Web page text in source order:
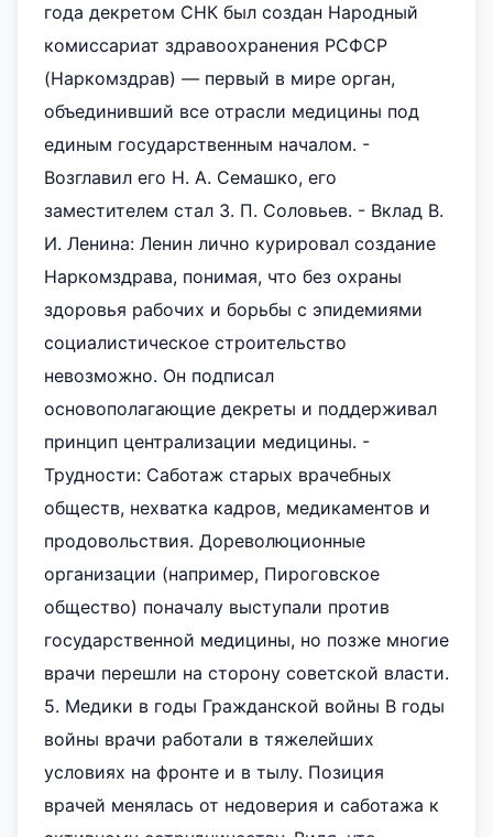
года декретом СНК был создан Народный
комиссариат здравоохранения РСФСР
(Наркомздрав) — первый в мире орган,
объединивший все отрасли медицины под
единым государственным началом. -
Возглавил его Н. А. Семашко, его
заместителем стал З. П. Соловьев. - Вклад В.
И. Ленина: Ленин лично курировал создание
Наркомздрава, понимая, что без охраны
здоровья рабочих и борьбы с эпидемиями
социалистическое строительство
невозможно. Он подписал
основополагающие декреты и поддерживал
принцип централизации медицины. -
Трудности: Саботаж старых врачебных
обществ, нехватка кадров, медикаментов и
продовольствия. Дореволюционные
организации (например, Пироговское
общество) поначалу выступали против
государственной медицины, но позже многие
врачи перешли на сторону советской власти.
5. Медики в годы Гражданской войны В годы
войны врачи работали в тяжелейших
условиях на фронте и в тылу. Позиция
врачей менялась от недоверия и саботажа к